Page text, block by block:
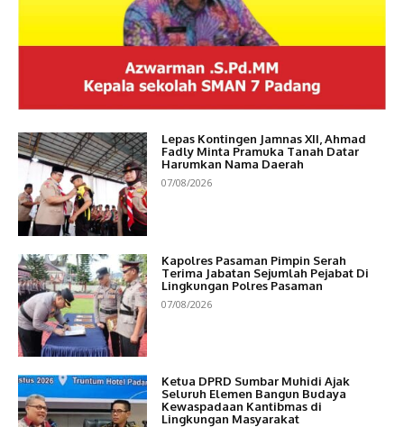
Lepas Kontingen Jamnas XII, Ahmad
Fadly Minta Pramuka Tanah Datar
Harumkan Nama Daerah
07/08/2026
Kapolres Pasaman Pimpin Serah
Terima Jabatan Sejumlah Pejabat Di
Lingkungan Polres Pasaman
07/08/2026
Ketua DPRD Sumbar Muhidi Ajak
Seluruh Elemen Bangun Budaya
Kewaspadaan Kantibmas di
Lingkungan Masyarakat